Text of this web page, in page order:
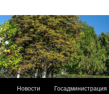
Перейти к основному содержимому
Новости Госадминистрация